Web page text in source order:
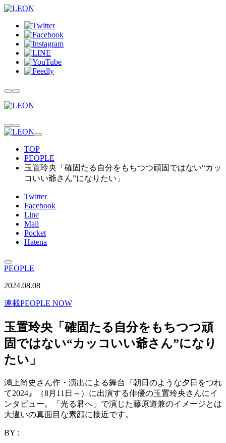
TOP
PEOPLE
玉置玲央「確固たる自分をもちつつ頑固ではない“カッ
コいい爺さん”になりたい」
Twitter
Facebook
Line
Mail
Pocket
Hatena
PEOPLE
2024.08.08
連載PEOPLE NOW
玉置玲央「確固たる自分をもちつつ頑
固ではない“カッコいい爺さん”になり
たい」
鴻上尚史さん作・演出による舞台『朝日のような夕日をつれ
て2024』（8月11日～）に出演する俳優の玉置玲央さんにイ
ンタビュー。「光る君へ」で演じた藤原道兼のイメージとは
大違いの真面目な素顔に接近です。
BY :